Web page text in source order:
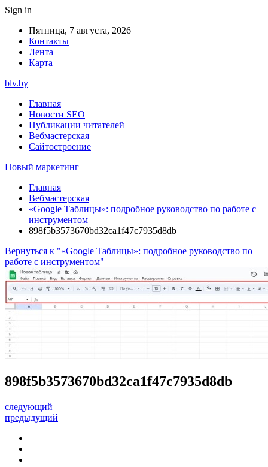
Sign in
Пятница, 7 августа, 2026
Контакты
Лента
Карта
blv.by
Главная
Новости SEO
Публикации читателей
Вебмастерская
Сайтостроение
Новый маркетинг
Главная
Вебмастерская
«Google Таблицы»: подробное руководство по работе с
инструментом
898f5b3573670bd32ca1f47c7935d8db
Вернуться к "«Google Таблицы»: подробное руководство по
работе с инструментом"
898f5b3573670bd32ca1f47c7935d8db
следующий
предыдущий